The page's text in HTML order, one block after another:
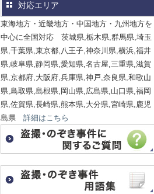
対応エリア
東海地方・近畿地方・中国地方・九州地方を
中心に全国対応 茨城県,栃木県,群馬県,埼玉
県,千葉県,東京都,八王子,神奈川県,横浜,福井
県,岐阜県,静岡県,愛知県,名古屋,三重県,滋賀
県,京都府,大阪府,兵庫県,神戸,奈良県,和歌山
県,鳥取県,島根県,岡山県,広島県,山口県,福岡
県,佐賀県,長崎県,熊本県,大分県,宮崎県,鹿児
島県 詳細はこちら